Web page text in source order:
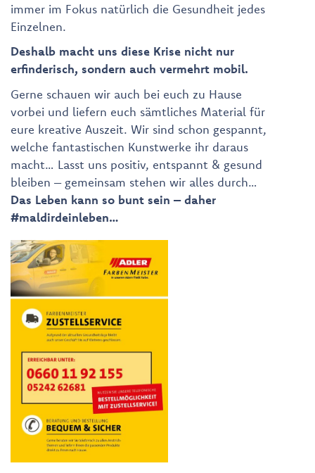
immer im Fokus natürlich die Gesundheit jedes
Einzelnen.
Deshalb macht uns diese Krise nicht nur
erfinderisch, sondern auch vermehrt mobil.
Gerne schauen wir auch bei euch zu Hause
vorbei und liefern euch sämtliches Material für
eure kreative Auszeit. Wir sind schon gespannt,
welche fantastischen Kunstwerke ihr daraus
macht… Lasst uns positiv, entspannt & gesund
bleiben – gemeinsam stehen wir alles durch…
Das Leben kann so bunt sein – daher
#maldirdeinleben…